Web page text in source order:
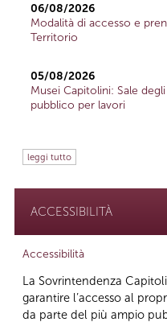
06/08/2026
Modalità di accesso e
Territorio
05/08/2026
Musei Capitolini: Sale
pubblico per lavori
leggi tutto
ACCESSIBILITÀ
Accessibilità
La Sovrintendenza
garantire l’accesso al
da parte del più ampio